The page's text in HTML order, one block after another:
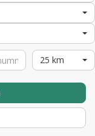
25 km